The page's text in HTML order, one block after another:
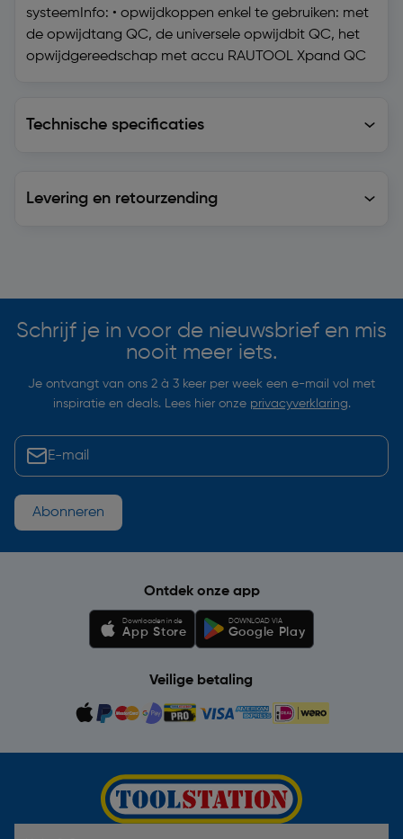
systeemInfo: • opwijdkoppen enkel te gebruiken: met
de opwijdtang QC, de universele opwijdbit QC, het
opwijdgereedschap met accu RAUTOOL Xpand QC
Technische specificaties
Levering en retourzending
Schrijf je in voor de nieuwsbrief en mis
nooit meer iets.
Je ontvangt van ons 2 à 3 keer per week een e-mail vol met
inspiratie en deals. Lees hier onze privacyverklaring.
Abonneren
Ontdek onze app
Downloaden in de
App Store
DOWNLOAD VIA
Google Play
Veilige betaling